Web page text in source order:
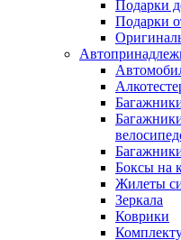
Подарки
Подарки
Боксы на
Жилеты
Зеркала
Коврики